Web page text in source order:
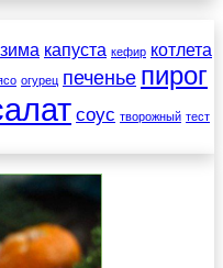
зима капуста кефир котлета
огурец печенье пирог
соус творожный тест